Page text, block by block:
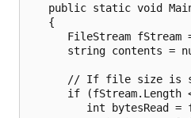
public static void
   {
FileStream fStream
string contents =
// If file size is
if (fStream.Length
int bytesRead =